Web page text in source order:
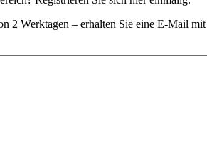
2 Werktagen – erhalten Sie eine E-Mail mit